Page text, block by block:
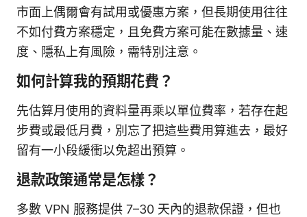
市面上偶爾會有試用或優惠方案，但長期使用往往
不如付費方案穩定，且免費方案可能在數據量、速
度、隱私上有風險，需特別注意。
如何計算我的預期花費？
先估算月使用的資料量再乘以單位費率，若存在起
步費或最低月費，別忘了把這些費用算進去，最好
留有一小段緩衝以免超出預算。
退款政策通常是怎樣？
多數 VPN 服務提供 7–30 天內的退款保證，但也